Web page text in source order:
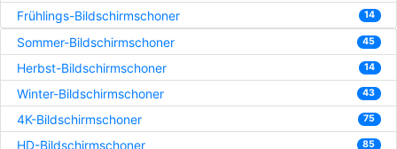
Frühlings-Bildschirmschoner 14
Sommer-Bildschirmschoner 45
Herbst-Bildschirmschoner 14
Winter-Bildschirmschoner 43
4K-Bildschirmschoner 75
HD-Bildschirmschoner 85